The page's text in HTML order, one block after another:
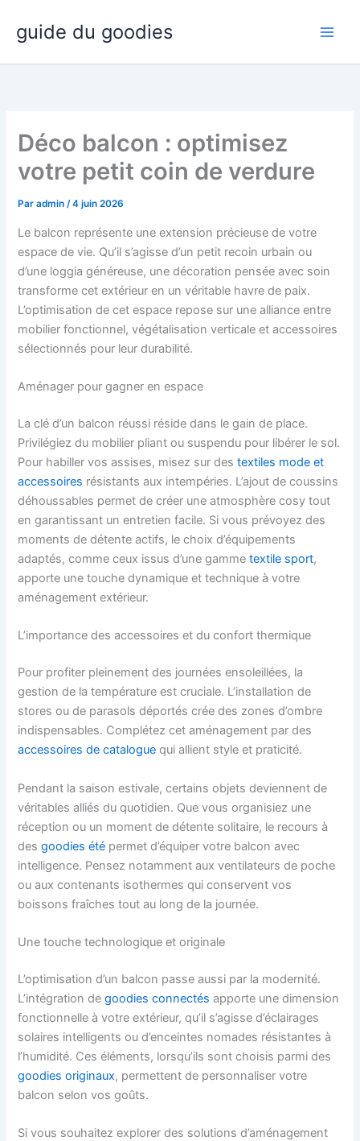
contenu
guide du goodies
Déco balcon : optimisez
votre petit coin de verdure
Paradmin/4 juin 2026
Le balcon représente une extension précieuse de votre
espace de vie. Qu’il s’agisse d’un petit recoin urbain ou
d’une loggia généreuse, une décoration pensée avec soin
transforme cet extérieur en un véritable havre de paix.
L’optimisation de cet espace repose sur une alliance entre
mobilier fonctionnel, végétalisation verticale et accessoires
sélectionnés pour leur durabilité.
Aménager pour gagner en espace
La clé d’un balcon réussi réside dans le gain de place.
Privilégiez du mobilier pliant ou suspendu pour libérer le sol.
Pour habiller vos assises, misez sur destextiles mode et
accessoires résistants aux intempéries. L’ajout de coussins
déhoussables permet de créer une atmosphère cosy tout
en garantissant un entretien facile. Si vous prévoyez des
moments de détente actifs, le choix d’équipements
adaptés, comme ceux issus d’une gammetextile sport,
apporte une touche dynamique et technique à votre
aménagement extérieur.
L’importance des accessoires et du confort thermique
Pour profiter pleinement des journées ensoleillées, la
gestion de la température est cruciale. L’installation de
stores ou de parasols déportés crée des zones d’ombre
indispensables. Complétez cet aménagement par des
accessoires de catalogue qui allient style et praticité.
Pendant la saison estivale, certains objets deviennent de
véritables alliés du quotidien. Que vous organisiez une
réception ou un moment de détente solitaire, le recours à
desgoodies été permet d’équiper votre balcon avec
intelligence. Pensez notamment aux ventilateurs de poche
ou aux contenants isothermes qui conservent vos
boissons fraîches tout au long de la journée.
Une touche technologique et originale
L’optimisation d’un balcon passe aussi par la modernité.
L’intégration degoodies connectés apporte une dimension
fonctionnelle à votre extérieur, qu’il s’agisse d’éclairages
solaires intelligents ou d’enceintes nomades résistantes à
l’humidité. Ces éléments, lorsqu’ils sont choisis parmi des
goodies originaux, permettent de personnaliser votre
balcon selon vos goûts.
Si vous souhaitez explorer des solutions d’aménagement